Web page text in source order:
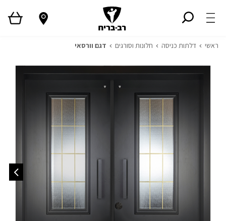
ראשי דלתות כניסה חלונות וסורגים דגם וורסאי